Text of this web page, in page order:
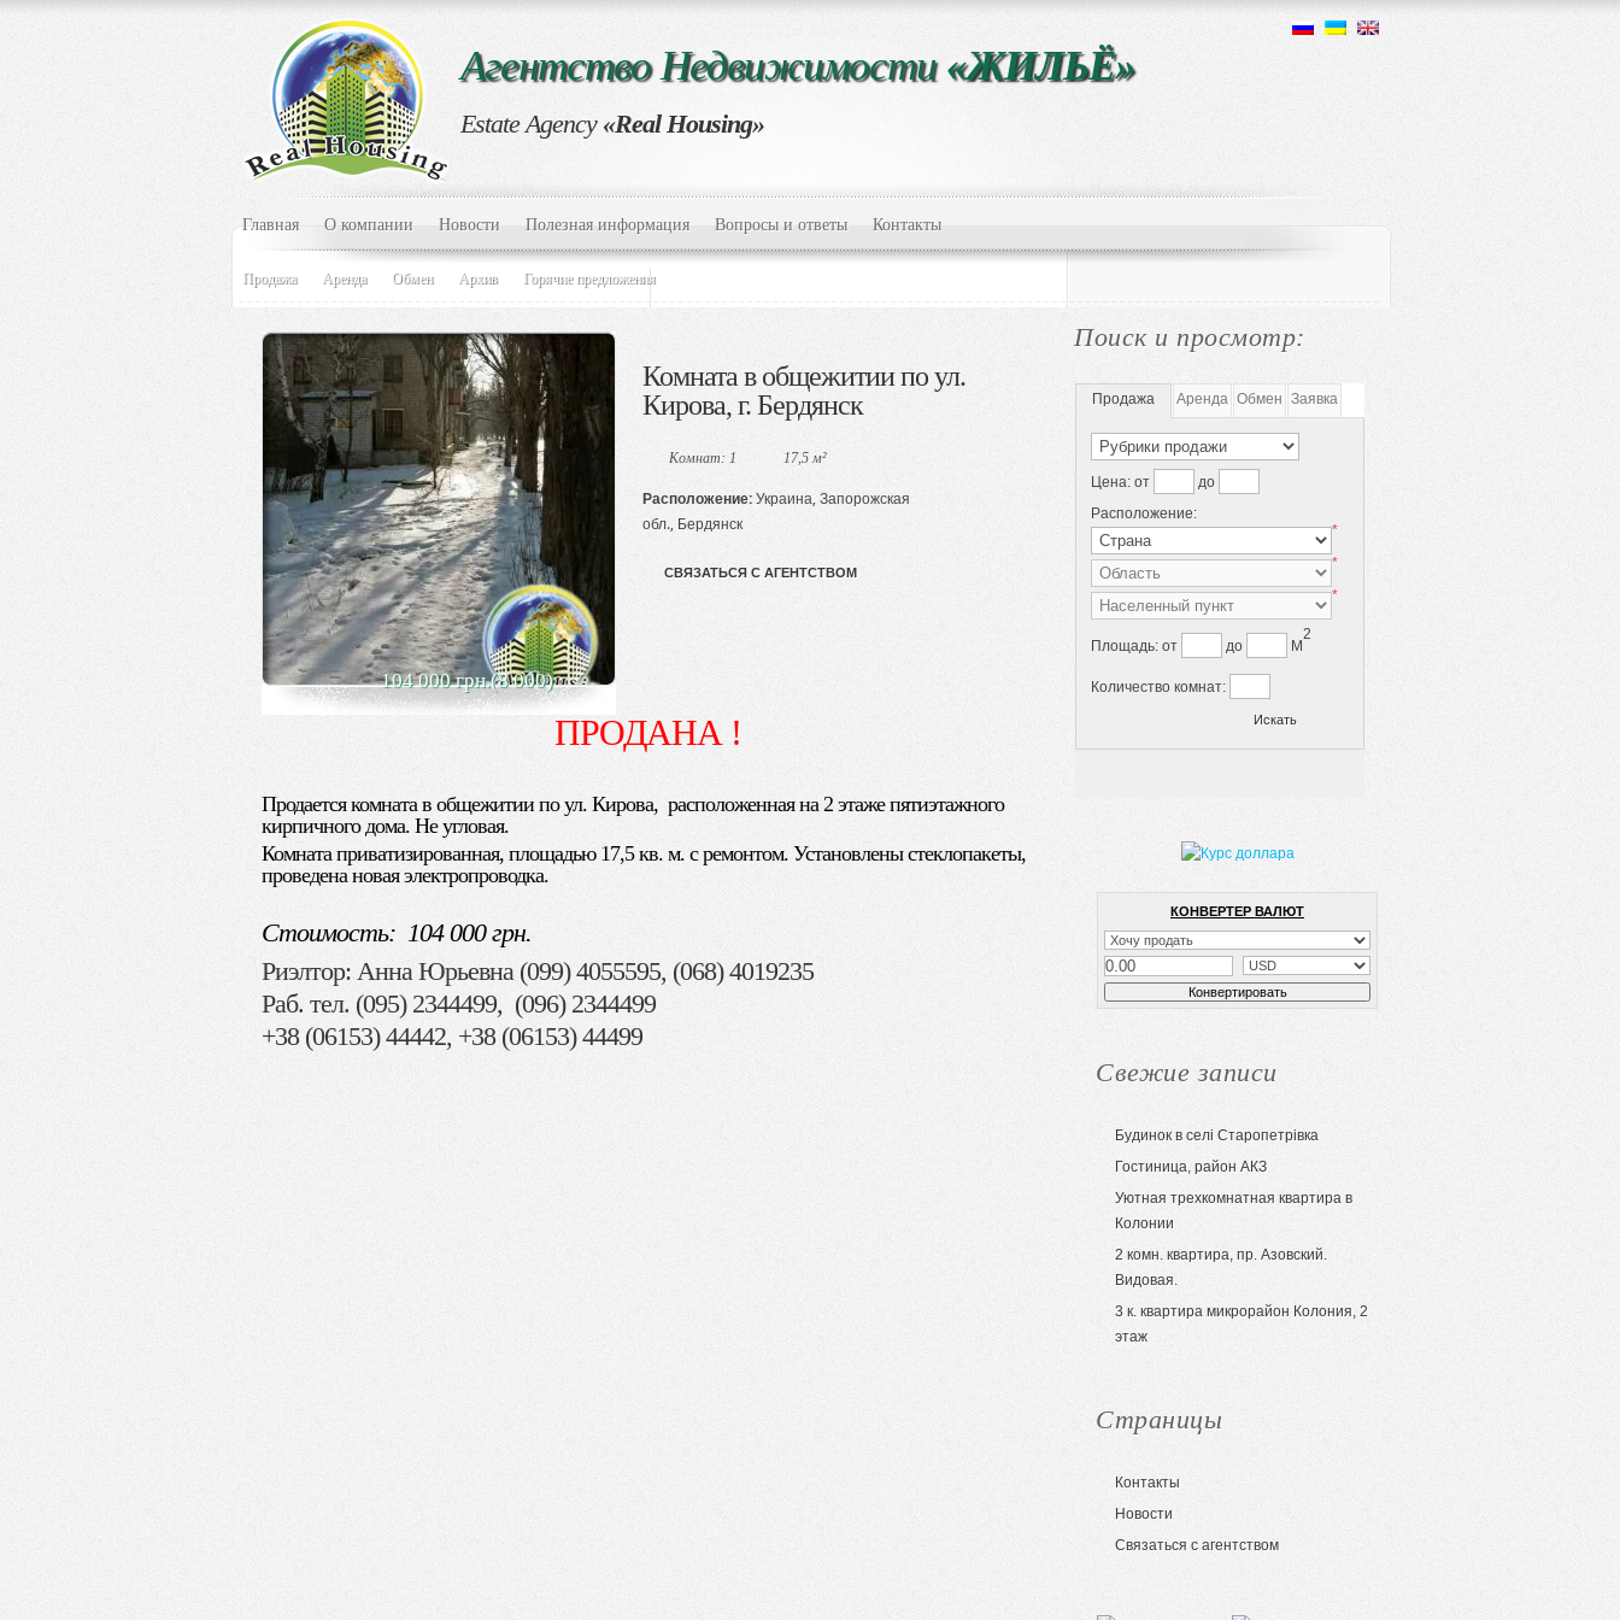
Агентство Недвижимости«ЖИЛЬЁ»
Estate Agency «Real Housing»
Главная О компании Новости Полезная информация Вопросы и ответы Контакты
Продажа Аренда Обмен Архив Горячие предложения
104 000 грн.(8 000)
Комната в общежитии по ул.
Кирова, г. Бердянск
Комнат: 1 17,5 м²
Расположение: Украина, Запорожская
обл., Бердянск
СВЯЗАТЬСЯ С АГЕНТСТВОМ
ПРОДАНА !
Продается комната в общежитии по ул. Кирова, расположенная на 2 этаже пятиэтажного
кирпичного дома. Не угловая.
Комната приватизированная, площадью 17,5 кв. м. с ремонтом. Установлены стеклопакеты,
проведена новая электропроводка.
Стоимость: 104 000 грн.
Риэлтор: Анна Юрьевна (099) 4055595, (068) 4019235
Раб. тел. (095) 2344499, (096) 2344499
+38 (06153) 44442, +38 (06153) 44499
Поиск и просмотр:
Продажа Аренда Обмен Заявка
Цена: от
до
Расположение:
*
*
*
Площадь: от до M
2
Количество комнат:
КОНВЕРТЕР ВАЛЮТ
Свежие записи
Будинок в селі Старопетрівка
Гостиница, район АКЗ
Уютная трехкомнатная квартира в
Колонии
2 комн. квартира, пр. Азовский.
Видовая.
3 к. квартира микрорайон Колония, 2
этаж
Страницы
Контакты
Новости
Связаться с агентством